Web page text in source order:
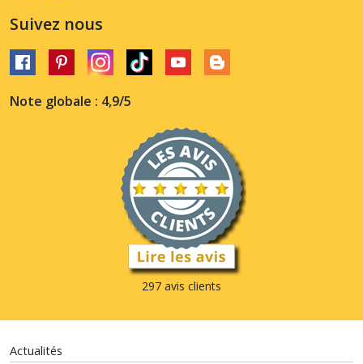
Suivez nous
Note globale : 4,9/5
297 avis clients
Actualités